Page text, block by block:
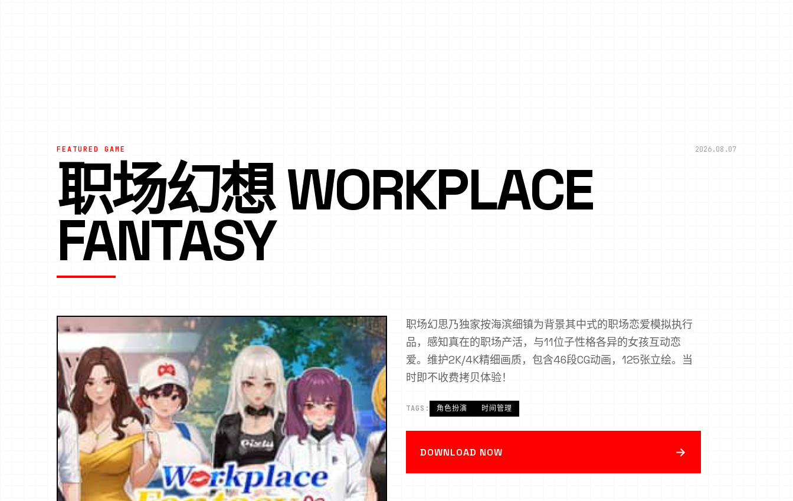
FEATURED GAME 2026.08.07
职场幻想 WORKPLACE
FANTASY
职场幻思乃独家按海滨细镇为背景其中式的职场恋爱模拟执行
品，感知真在的职场产活，与11位子性格各异的女孩互动恋
爱。维护2K/4K精细画质，包含46段CG动画，125张立绘。当
时即不收费拷贝体验！
TAGS: 角色扮演 时间管理
DOWNLOAD NOW →